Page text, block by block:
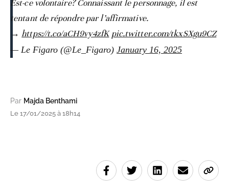
Est-ce volontaire? Connaissant le personnage, il est
tentant de répondre par l’affirmative.
→https://t.co/aCH9vy4zfK pic.twitter.com/tkxSXgu9CZ
— Le Figaro (@Le_Figaro) January 16, 2025
Par Majda Benthami
Le 17/01/2025 à 18h14